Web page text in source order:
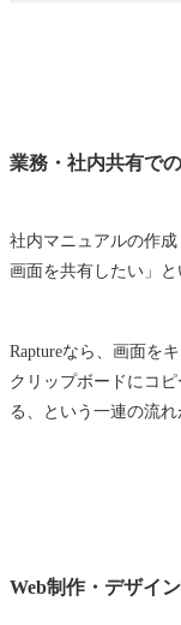
業務・社内共有で
社内マニュアルの作
画面を共有したい」と
Raptureなら、画面を
クリップボードにコ
る、という一連の流れ
Web制作・デザイ